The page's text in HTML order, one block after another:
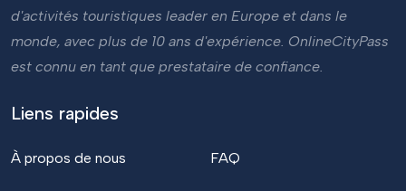
d'activités touristiques leader en Europe et dans le
monde, avec plus de 10 ans d'expérience. OnlineCityPass
est connu en tant que prestataire de confiance.
Liens rapides
À propos de nous FAQ